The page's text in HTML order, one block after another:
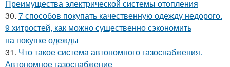
Преимущества электрической системы отопления
30. 7 способов покупать качественную одежду недорого.
9 хитростей, как можно существенно сэкономить
на покупке одежды
31. Что такое система автономного газоснабжения.
Автономное газоснабжение